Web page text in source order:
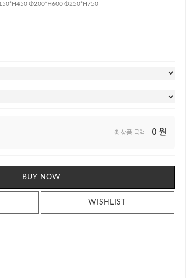
Φ200*H600 Φ250*H750
총 상품 금액 0 원
BUY NOW
WISHLIST